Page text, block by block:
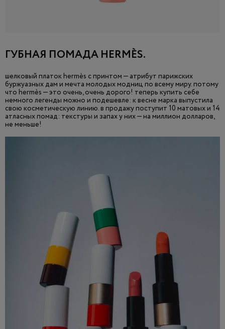
ГУБНАЯ ПОМАДА HERMÈS.
шелковый платок hermès с принтом — атрибут парижских
буржуазных дам и мечта молодых модниц по всему миру. потому
что hermès — это очень, очень дорого! теперь купить себе
немного легенды можно и подешевле: к весне марка выпустила
свою косметическую линию. в продажу поступит 10 матовых и 14
атласных помад: текстуры и запах у них — на миллион долларов,
не меньше!